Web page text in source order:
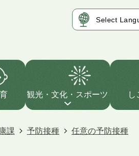
観光・文化・スポーツ
課 予防接種
任意の予防接種